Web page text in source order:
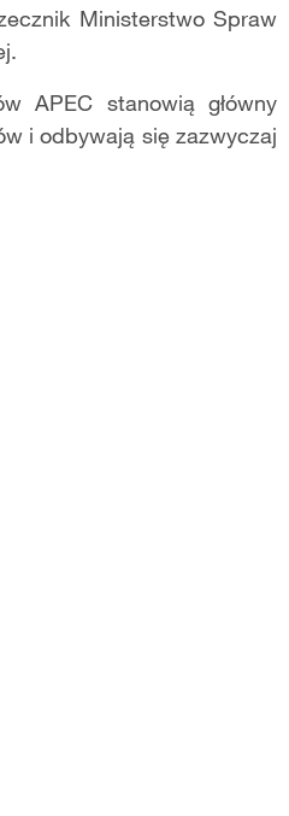
Ministerstwo Spraw
APEC stanowią główny
i odbywają się zazwyczaj